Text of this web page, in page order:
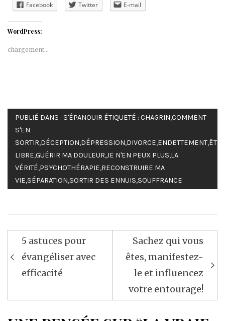
Facebook Twitter E-mail
WordPress:
chargement…
PUBLIÉ DANS : S'ÉPANOUIR ÉTIQUETÉ : CHAGRIN,COMMENT
S'EN
SORTIR,DÉCEPTION,DÉPRESSION,DIVORCE,ENDETTEMENT,
LIBRE,GUÉRIR MA DOULEUR,JE N'EN PEUX PLUS,LA
VÉRITÉ,PSYCHOTHÉRAPIE,RECONSTRUIRE MA
VIE,SÉPARATION,SORTIR DES ENNUIS,SOUFFRANCE
Navigation
de
l’article
5 astuces pour
évangéliser avec
efficacité
Sachez qui vous
êtes, manifestez-
le et influencez
votre entourage!